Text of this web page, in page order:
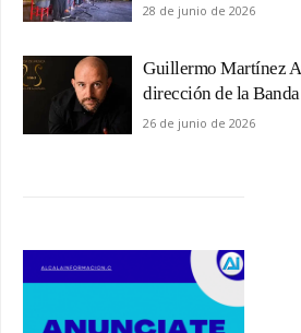
28 de junio de 2026
Guillermo Martínez
dirección de la
26 de junio de 2026